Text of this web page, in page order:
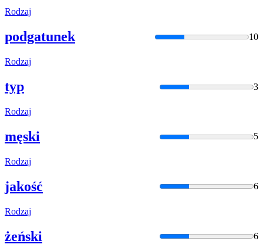
Rodzaj
podgatunek 10
Rodzaj
typ 3
Rodzaj
męski 5
Rodzaj
jakość 6
Rodzaj
żeński 6